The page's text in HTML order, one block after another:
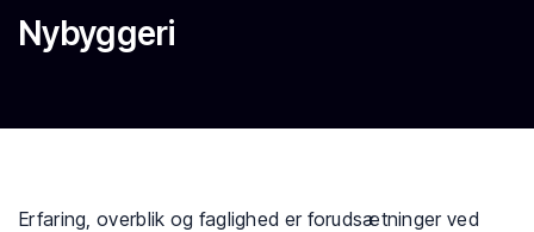
Nybyggeri​
Erfaring, overblik og faglighed er forudsætninger ved